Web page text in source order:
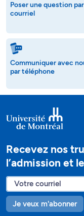
Poser une question par
courriel
Communiquer avec
par téléphone
Recevez nos
l’admission et
Je veux m'abonner